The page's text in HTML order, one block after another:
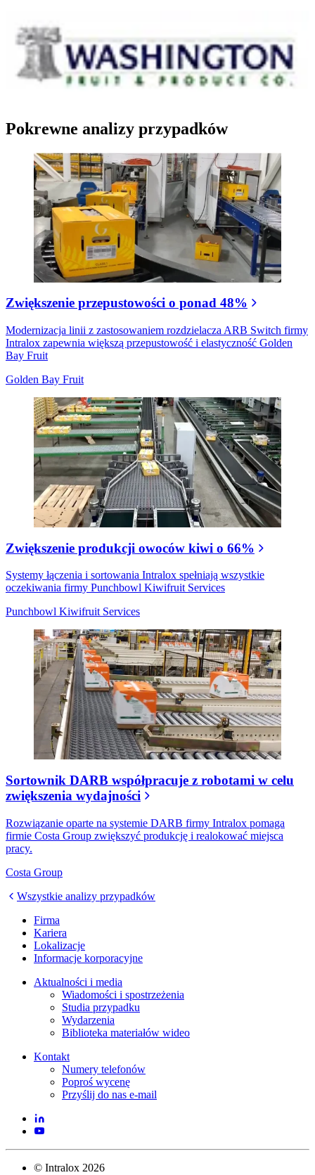
Pokrewne analizy przypadków
Zwiększenie przepustowości o ponad 48%
Modernizacja linii z zastosowaniem rozdzielacza ARB Switch firmy
Intralox zapewnia większą przepustowość i elastyczność Golden
Bay Fruit
Golden Bay Fruit
Zwiększenie produkcji owoców kiwi o 66%
Systemy łączenia i sortowania Intralox spełniają wszystkie
oczekiwania firmy Punchbowl Kiwifruit Services
Punchbowl Kiwifruit Services
Sortownik DARB współpracuje z robotami w celu
zwiększenia wydajności
Rozwiązanie oparte na systemie DARB firmy Intralox pomaga
firmie Costa Group zwiększyć produkcję i realokować miejsca
pracy.
Costa Group
Wszystkie analizy przypadków
Firma
Kariera
Lokalizacje
Informacje korporacyjne
Aktualności i media
Wiadomości i spostrzeżenia
Studia przypadku
Wydarzenia
Biblioteka materiałów wideo
Kontakt
Numery telefonów
Poproś wycenę
Przyślij do nas e-mail
© Intralox 2026